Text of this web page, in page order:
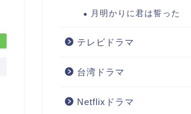
月明かりに君は誓った
テレビドラマ
台湾ドラマ
Netflixドラマ